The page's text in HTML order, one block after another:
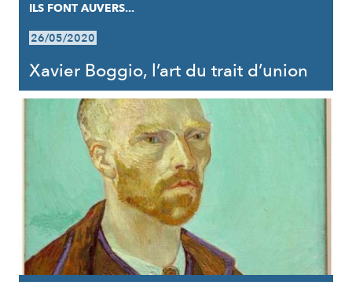
ILS FONT AUVERS...
26/05/2020
Xavier Boggio, l’art du trait d’union